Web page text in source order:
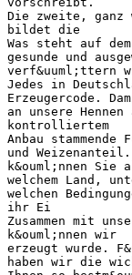
Die zweite, ganz
bildet die
Was steht auf
gesunde und
verf&uuml;ttern
Jedes in
Erzeugercode.
an unsere
kontrolliertem
Anbau
und Weizenanteil.
k&ouml;nnen Sie
welchem Land,
welchen
ihr Ei
Zusammen mit
k&ouml;nnen wir
erzeugt wurde.
haben wir die